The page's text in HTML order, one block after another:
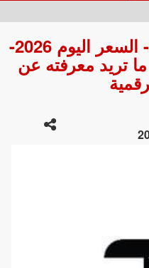
استثمر في Bittensor - السعر اليوم 2026-
وكل ما تريد معرفته عن